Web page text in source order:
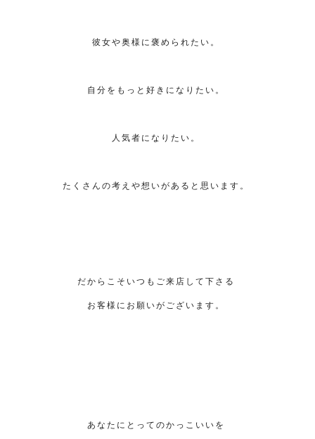
彼女や奥様に褒められたい。
自分をもっと好きになりたい。
人気者になりたい。
たくさんの考えや想いがあると思います。
だからこそいつもご来店して下さる
お客様にお願いがございます。
あなたにとってのかっこいいを